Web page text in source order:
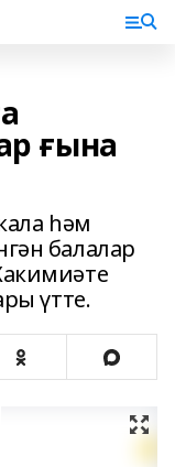
ғына
һәм
балалар
үтте.